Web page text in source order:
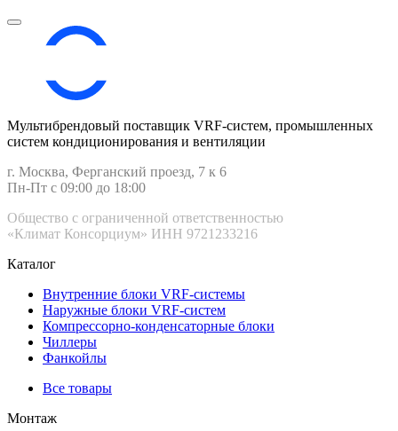
Мультибрендовый поставщик VRF-cистем, промышленных
систем кондиционирования и вентиляции
г. Москва, Ферганский проезд, 7 к 6
Пн-Пт с 09:00 до 18:00
Общество с ограниченной ответственностью
«Климат Консорциум» ИНН 9721233216
Каталог
Внутренние блоки VRF-cистемы
Наружные блоки VRF-cистем
Компрессорно-конденсаторные блоки
Чиллеры
Фанкойлы
Все товары
Монтаж